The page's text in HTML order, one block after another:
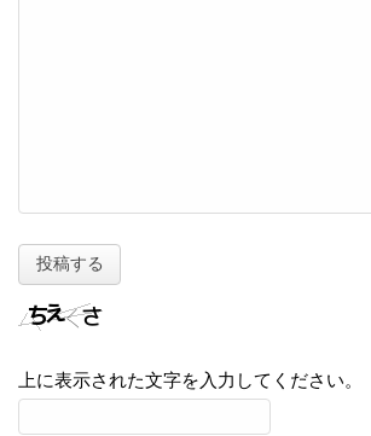
上に表示された文字を入力してください。